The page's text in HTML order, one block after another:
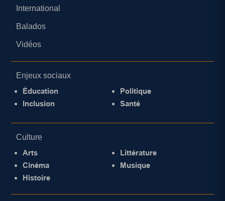
International
Balados
Vidéos
Enjeux sociaux
Éducation
Inclusion
Politique
Santé
Culture
Arts
Cinéma
Histoire
Littérature
Musique